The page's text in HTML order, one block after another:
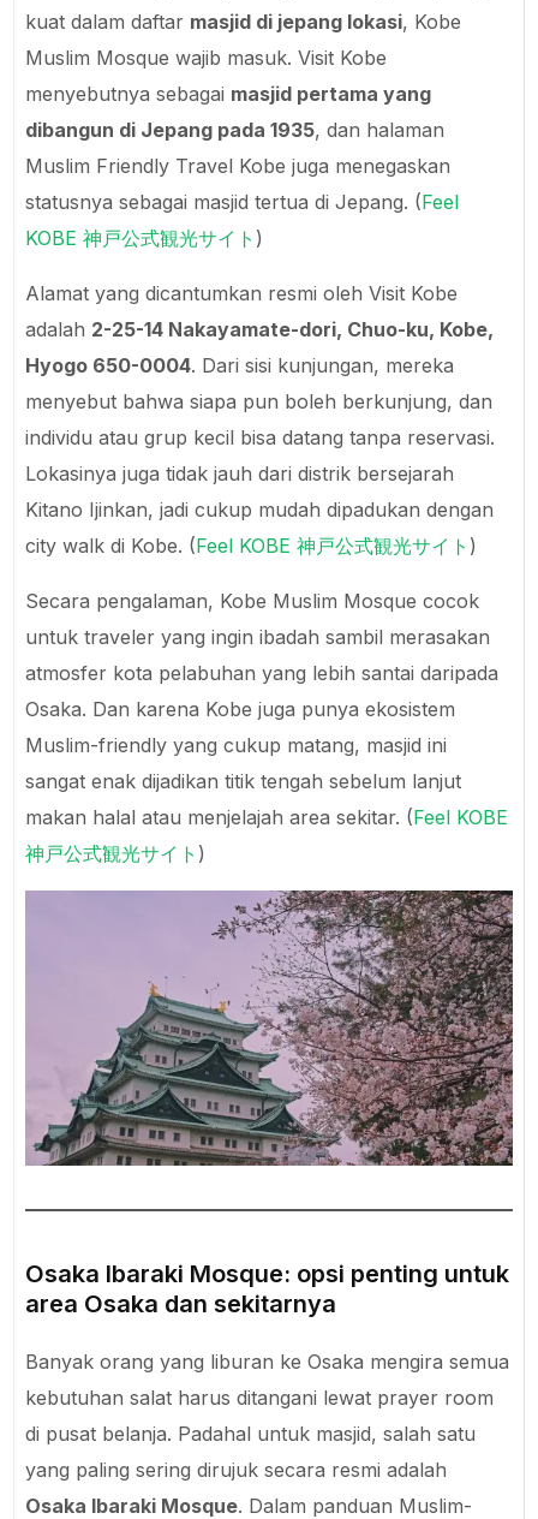
kuat dalam daftar masjid di jepang lokasi, Kobe
Muslim Mosque wajib masuk. Visit Kobe
menyebutnya sebagai masjid pertama yang
dibangun di Jepang pada 1935, dan halaman
Muslim Friendly Travel Kobe juga menegaskan
statusnya sebagai masjid tertua di Jepang. (Feel
KOBE 神戸公式観光サイト )
Alamat yang dicantumkan resmi oleh Visit Kobe
adalah 2-25-14 Nakayamate-dori, Chuo-ku, Kobe,
Hyogo 650-0004. Dari sisi kunjungan, mereka
menyebut bahwa siapa pun boleh berkunjung, dan
individu atau grup kecil bisa datang tanpa reservasi.
Lokasinya juga tidak jauh dari distrik bersejarah
Kitano Ijinkan, jadi cukup mudah dipadukan dengan
city walk di Kobe. (Feel KOBE 神戸公式観光サイト )
Secara pengalaman, Kobe Muslim Mosque cocok
untuk traveler yang ingin ibadah sambil merasakan
atmosfer kota pelabuhan yang lebih santai daripada
Osaka. Dan karena Kobe juga punya ekosistem
Muslim-friendly yang cukup matang, masjid ini
sangat enak dijadikan titik tengah sebelum lanjut
makan halal atau menjelajah area sekitar. (Feel KOBE
神戸公式観光サイト )
Osaka Ibaraki Mosque: opsi penting untuk
area Osaka dan sekitarnya
Banyak orang yang liburan ke Osaka mengira semua
kebutuhan salat harus ditangani lewat prayer room
di pusat belanja. Padahal untuk masjid, salah satu
yang paling sering dirujuk secara resmi adalah
Osaka Ibaraki Mosque. Dalam panduan Muslim-